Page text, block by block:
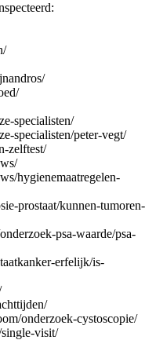
specialisten/
specialisten/peter-vegt/
zelftest/
hygienemaatregelen-
prostaat/kunnen-tumoren-
psa-waarde/psa-
erfelijk/is-
onderzoek-cystoscopie/
visit/